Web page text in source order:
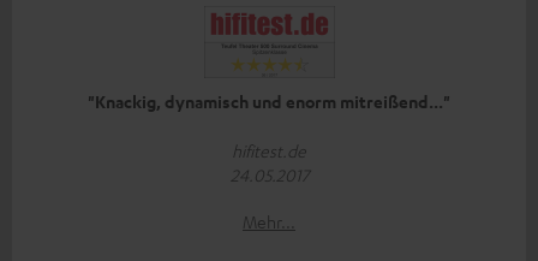
"Knackig, dynamisch und enorm mitreißend..."
hifitest.de
24.05.2017
Mehr...